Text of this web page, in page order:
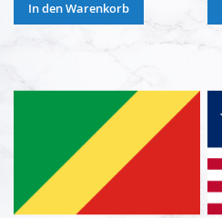
In den Warenkorb